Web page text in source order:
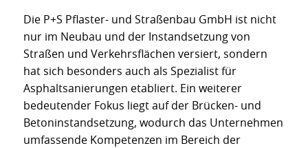
Die P+S Pflaster- und Straßenbau GmbH ist nicht
nur im Neubau und der Instandsetzung von
Straßen und Verkehrsflächen versiert, sondern
hat sich besonders auch als Spezialist für
Asphaltsanierungen etabliert. Ein weiterer
bedeutender Fokus liegt auf der Brücken- und
Betoninstandsetzung, wodurch das Unternehmen
umfassende Kompetenzen im Bereich der